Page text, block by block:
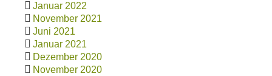
Januar 2022
November 2021
Juni 2021
Januar 2021
Dezember 2020
November 2020